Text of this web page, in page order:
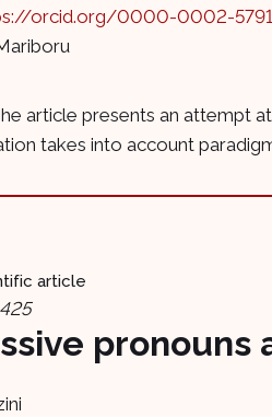
orcid.org/0000-0002-
article presents an attempt
takes into account
article